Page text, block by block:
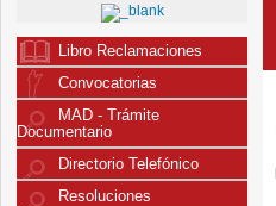
Libro Reclamaciones
Convocatorias
MAD - Trámite
Documentario
Directorio Telefónico
Resoluciones